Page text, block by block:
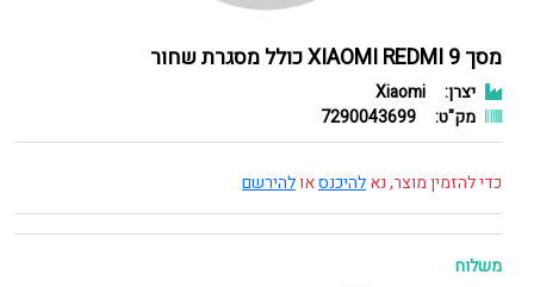
מסך XIAOMI REDMI 9 כולל מסגרת שחור
יצרן:
Xiaomi
מק"ט:
7290043699
כדי להזמין מוצר, נאלהיכנסאולהירשם
משלוח